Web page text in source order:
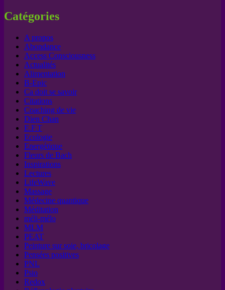
Catégories
A propos
Abondance
Access Consciousness
Actualités
Alimentation
B-Epic
Ca doit se savoir
Citations
Coaching de vie
Dien Chan
E.F.T
Ecologie
Energétique
Fleurs de Bach
Inspirations
Lectures
LifeWave
Massage
Médecine quantique
Méditation
méli-mélo
MLM
PEAT
Peinture sur soie, bricolage
Pensées positives
PNL
Psio
Redox